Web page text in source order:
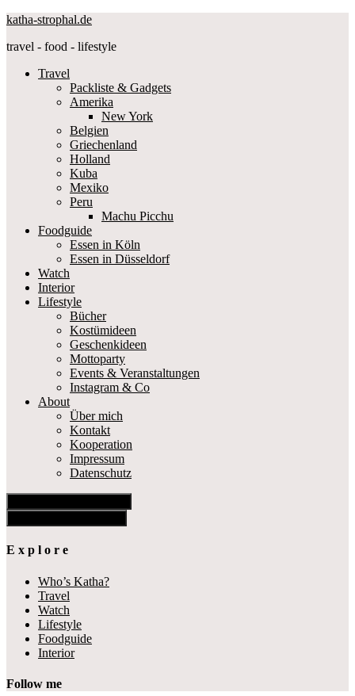
katha-strophal.de
travel - food - lifestyle
Travel
Packliste & Gadgets
Amerika
New York
Belgien
Griechenland
Holland
Kuba
Mexiko
Peru
Machu Picchu
Foodguide
Essen in Köln
Essen in Düsseldorf
Watch
Interior
Lifestyle
Bücher
Kostümideen
Geschenkideen
Mottoparty
Events & Veranstaltungen
Instagram & Co
About
Über mich
Kontakt
Kooperation
Impressum
Datenschutz
E x p l o r e
Who’s Katha?
Travel
Watch
Lifestyle
Foodguide
Interior
Follow me